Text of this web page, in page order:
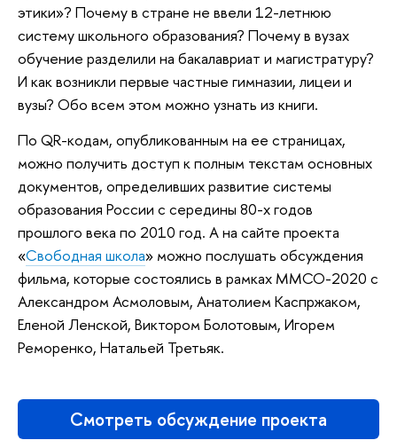
этики»? Почему в стране не ввели 12-летнюю
систему школьного образования? Почему в вузах
обучение разделили на бакалавриат и магистратуру?
И как возникли первые частные гимназии, лицеи и
вузы? Обо всем этом можно узнать из книги.
По QR-кодам, опубликованным на ее страницах,
можно получить доступ к полным текстам основных
документов, определивших развитие системы
образования России с середины 80-х годов
прошлого века по 2010 год. А на сайте проекта
«Свободная школа» можно послушать обсуждения
фильма, которые состоялись в рамках ММСО-2020 с
Александром Асмоловым, Анатолием Каспржаком,
Еленой Ленской, Виктором Болотовым, Игорем
Реморенко, Натальей Третьяк.
Смотреть обсуждение проекта